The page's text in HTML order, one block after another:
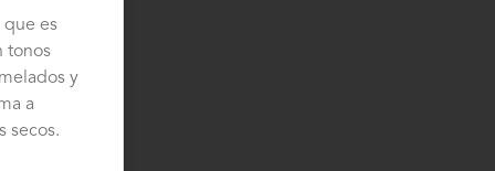
que es
tonos
y
a
secos.